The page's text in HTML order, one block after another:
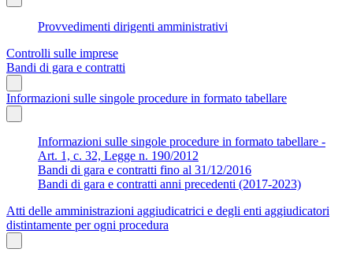
Provvedimenti dirigenti amministrativi
Controlli sulle imprese
Bandi di gara e contratti
Informazioni sulle singole procedure in formato tabellare
Informazioni sulle singole procedure in formato tabellare -
Art. 1, c. 32, Legge n. 190/2012
Bandi di gara e contratti fino al 31/12/2016
Bandi di gara e contratti anni precedenti (2017-2023)
Atti delle amministrazioni aggiudicatrici e degli enti aggiudicatori
distintamente per ogni procedura